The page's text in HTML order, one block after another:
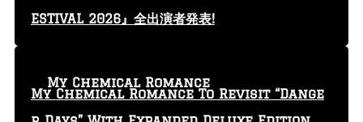
ESTIVAL 2026』全出演者発表!
My Chemical Romance To Revisit “Dange
My Chemical Romance